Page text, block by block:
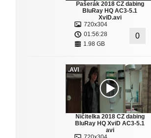
Pašerák 2018 CZ dabing
BluRay HQ AC3-5.1
XviD.avi
720x304
01:56:28
1.98 GB
0
.AVI
Ničitelka 2018 CZ dabing
BluRay HQ XviD AC3-5.1
avi